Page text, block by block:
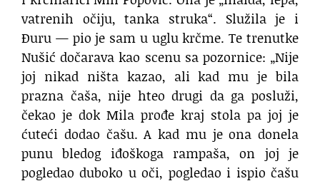
vatrenih očiju, tanka struka“. Služila je i
Đuru — pio je sam u uglu krčme. Te trenutke
Nušić dočarava kao scenu sa pozornice: „Nije
joj nikad ništa kazao, ali kad mu je bila
prazna čaša, nije hteo drugi da ga posluži,
čekao je dok Mila prođe kraj stola pa joj je
ćuteći dodao čašu. A kad mu je ona donela
punu bledog iđoškoga rampaša, on joj je
pogledao duboko u oči, pogledao i ispio čašu